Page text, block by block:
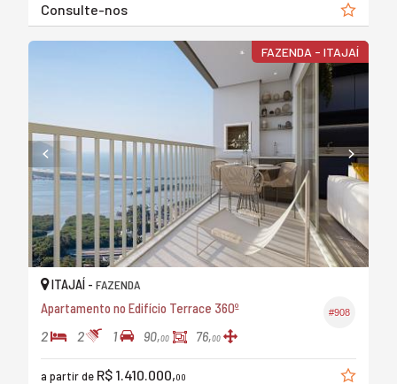
Consulte-nos
FAZENDA - ITAJAÍ
#908
ITAJAÍ - FAZENDA
Apartamento no Edifício Terrace 360º
2 2 1 90,00 76,00
a partir de R$ 1.410.000,00